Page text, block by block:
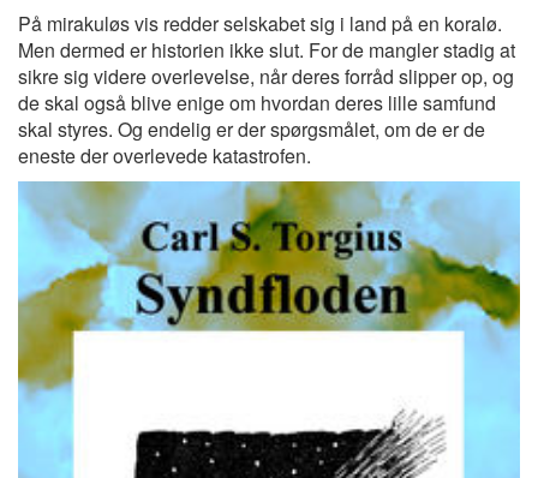
På mirakuløs vis redder selskabet sig i land på en koralø.
Men dermed er historien ikke slut. For de mangler stadig at
sikre sig videre overlevelse, når deres forråd slipper op, og
de skal også blive enige om hvordan deres lille samfund
skal styres. Og endelig er der spørgsmålet, om de er de
eneste der overlevede katastrofen.